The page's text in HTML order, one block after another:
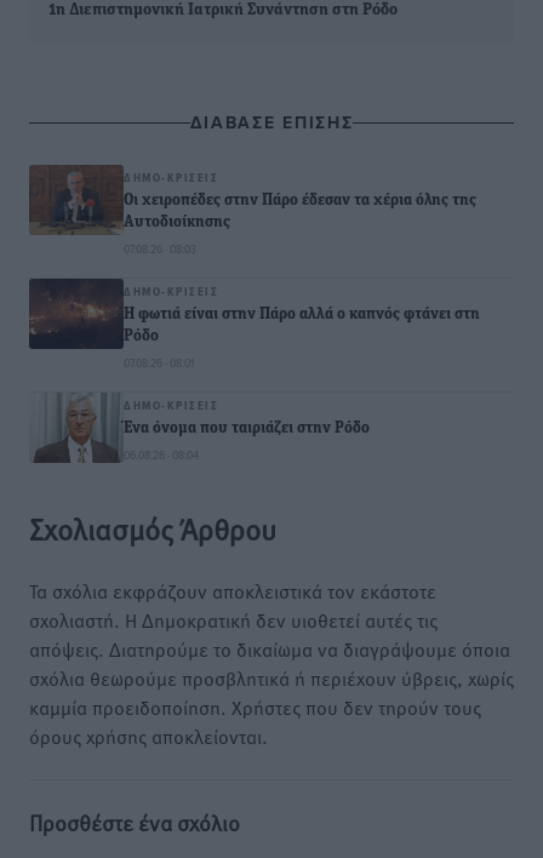
1η Διεπιστημονική Ιατρική Συνάντηση στη Ρόδο
ΔΙΑΒΑΣΕ ΕΠΙΣΗΣ
ΔΗΜΟ-ΚΡΊΣΕΙΣ
Οι χειροπέδες στην Πάρο έδεσαν τα χέρια όλης της
Αυτοδιοίκησης
07.08.26 · 08:03
ΔΗΜΟ-ΚΡΊΣΕΙΣ
Η φωτιά είναι στην Πάρο αλλά ο καπνός φτάνει στη
Ρόδο
07.08.26 · 08:01
ΔΗΜΟ-ΚΡΊΣΕΙΣ
Ένα όνομα που ταιριάζει στην Ρόδο
06.08.26 · 08:04
Σχολιασμός Άρθρου
Τα σχόλια εκφράζουν αποκλειστικά τον εκάστοτε
σχολιαστή. Η Δημοκρατική δεν υιοθετεί αυτές τις
απόψεις. Διατηρούμε το δικαίωμα να διαγράψουμε όποια
σχόλια θεωρούμε προσβλητικά ή περιέχουν ύβρεις, χωρίς
καμμία προειδοποίηση. Χρήστες που δεν τηρούν τους
όρους χρήσης αποκλείονται.
Προσθέστε ένα σχόλιο